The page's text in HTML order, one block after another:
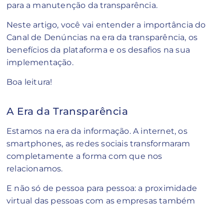
para a manutenção da transparência.
Neste artigo, você vai entender a importância do
Canal de Denúncias na era da transparência, os
benefícios da plataforma e os desafios na sua
implementação.
Boa leitura!
A Era da Transparência
Estamos na era da informação. A internet, os
smartphones, as redes sociais transformaram
completamente a forma com que nos
relacionamos.
E não só de pessoa para pessoa: a proximidade
virtual das pessoas com as empresas também